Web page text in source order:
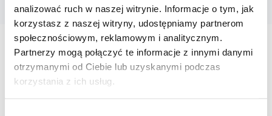
analizować ruch w naszej witrynie. Informacje o tym, jak
korzystasz z naszej witryny, udostępniamy partnerom
społecznościowym, reklamowym i analitycznym.
Partnerzy mogą połączyć te informacje z innymi danymi
otrzymanymi od Ciebie lub uzyskanymi podczas
korzystania z ich usług.
PAKIET
Pakiet pokochaj serce
Zawiera 11 badań krwi, które stanowią podstawę w
diagnostyce chorób serca.